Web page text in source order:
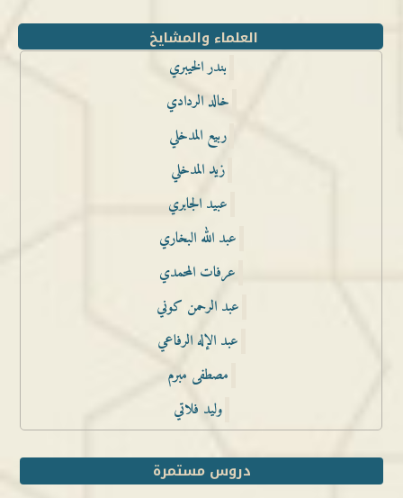
العلماء والمشايخ
بندر الخيبري
خالد الردادي
ربيع المدخلي
زيد المدخلي
عبيد الجابري
عبد الله البخاري
عرفات المحمدي
عبد الرحمن كوني
عبد الإله الرفاعي
مصطفى مبرم
وليد فلاتي
دروس مستمرة